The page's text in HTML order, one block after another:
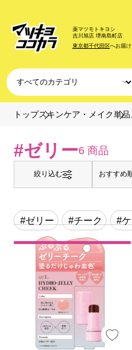
薬マツモトキヨシ
吉川旭店 堺南島町店
東京都千代田区へお届け
トップスキンケア・メイク単品
#ゼリー6 商品
絞り込む
#ゼリー #チーク #